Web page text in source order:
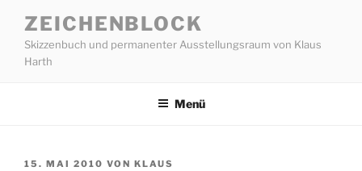
Inhalt
springen
ZEICHENBLOCK
Skizzenbuch und permanenter Ausstellungsraum von Klaus
Harth
Menü
VERÖFFENTLICHT
15. MAI 2010 VON KLAUS